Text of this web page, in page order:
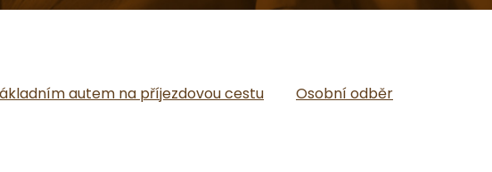
autem na příjezdovou cestu Osobní odběr